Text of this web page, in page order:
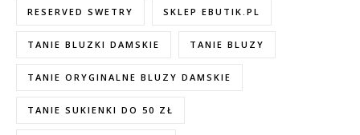
RESERVED SWETRY SKLEP EBUTIK.PL
TANIE BLUZKI DAMSKIE TANIE BLUZY
TANIE ORYGINALNE BLUZY DAMSKIE
TANIE SUKIENKI DO 50 ZŁ